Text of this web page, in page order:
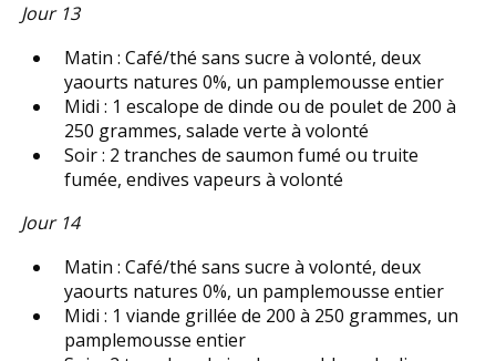
Jour 13
Matin : Café/thé sans sucre à volonté, deux
yaourts natures 0%, un pamplemousse entier
Midi : 1 escalope de dinde ou de poulet de 200 à
250 grammes, salade verte à volonté
Soir : 2 tranches de saumon fumé ou truite
fumée, endives vapeurs à volonté
Jour 14
Matin : Café/thé sans sucre à volonté, deux
yaourts natures 0%, un pamplemousse entier
Midi : 1 viande grillée de 200 à 250 grammes, un
pamplemousse entier